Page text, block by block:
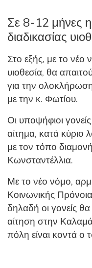
Σε 8-12 μήνες
διαδικασίας
Στο εξής, με το νέο
υιοθεσία, θα
για την
με την κ. Φωτίου.
Οι υποψήφιοι
αίτημα, κατά κύριο
με τον τόπο
Κωνσταντέλλια.
Με το νέο νόμο,
Κοινωνικής
δηλαδή οι γονείς
αίτηση στην
πόλη είναι κοντά ο